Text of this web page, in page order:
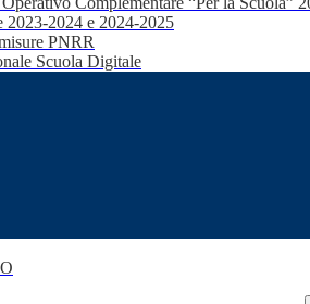
2023-2024 e 2024-2025
PNRR
Scuola Digitale